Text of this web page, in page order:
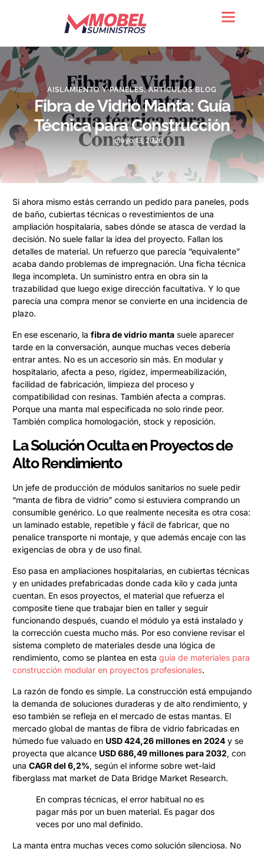
AISLAMIENTO Y PANELES,ARTÍCULOS BLOG
Fibra de Vidrio Manta: Guía
Técnica para Construcción
mayo 13, 2026
Si ahora mismo estás cerrando un pedido para paneles, pods
de baño, cubiertas técnicas o revestimientos de una
ampliación hospitalaria, sabes dónde se atasca de verdad la
decisión. No suele fallar la idea del proyecto. Fallan los
detalles de material. Un refuerzo que parecía “equivalente”
acaba dando problemas de impregnación. Una ficha técnica
llega incompleta. Un suministro entra en obra sin la
trazabilidad que luego exige dirección facultativa. Y lo que
parecía una compra menor se convierte en una incidencia de
plazo.
En ese escenario, la fibra de vidrio manta suele aparecer
tarde en la conversación, aunque muchas veces debería
entrar antes. No es un accesorio sin más. En modular y
hospitalario, afecta a peso, rigidez, impermeabilización,
facilidad de fabricación, limpieza del proceso y
compatibilidad con resinas. También afecta a compras.
Porque una manta mal especificada no solo rinde peor.
También complica homologación, stock y reposición.
La Solución Oculta en Proyectos de
Alto Rendimiento
Un jefe de producción de módulos sanitarios no suele pedir
“manta de fibra de vidrio” como si estuviera comprando un
consumible genérico. Lo que realmente necesita es otra cosa:
un laminado estable, repetible y fácil de fabricar, que no
penalice transporte ni montaje, y que además encaje con las
exigencias de obra y de uso final.
Eso pasa en ampliaciones hospitalarias, en cubiertas técnicas
y en unidades prefabricadas donde cada kilo y cada junta
cuentan. En esos proyectos, el material que refuerza el
composite tiene que trabajar bien en taller y seguir
funcionando después, cuando el módulo ya está instalado y
la corrección cuesta mucho más. Por eso conviene revisar el
sistema completo de materiales desde una lógica de
rendimiento, como se plantea en esta guía de materiales para
construcción modular en proyectos profesionales.
La razón de fondo es simple. La construcción está empujando
la demanda de soluciones duraderas y de alto rendimiento, y
eso también se refleja en el mercado de estas mantas. El
mercado global de mantas de fibra de vidrio fabricadas en
húmedo fue valuado en USD 424,26 millones en 2024 y se
proyecta que alcance USD 686,49 millones para 2032, con
una CAGR del 6,2%, según el informe sobre wet-laid
fiberglass mat market de Data Bridge Market Research.
En compras técnicas, el error habitual no es
pagar más por un buen material. Es pagar dos
veces por uno mal definido.
La manta entra muchas veces como solución silenciosa. No